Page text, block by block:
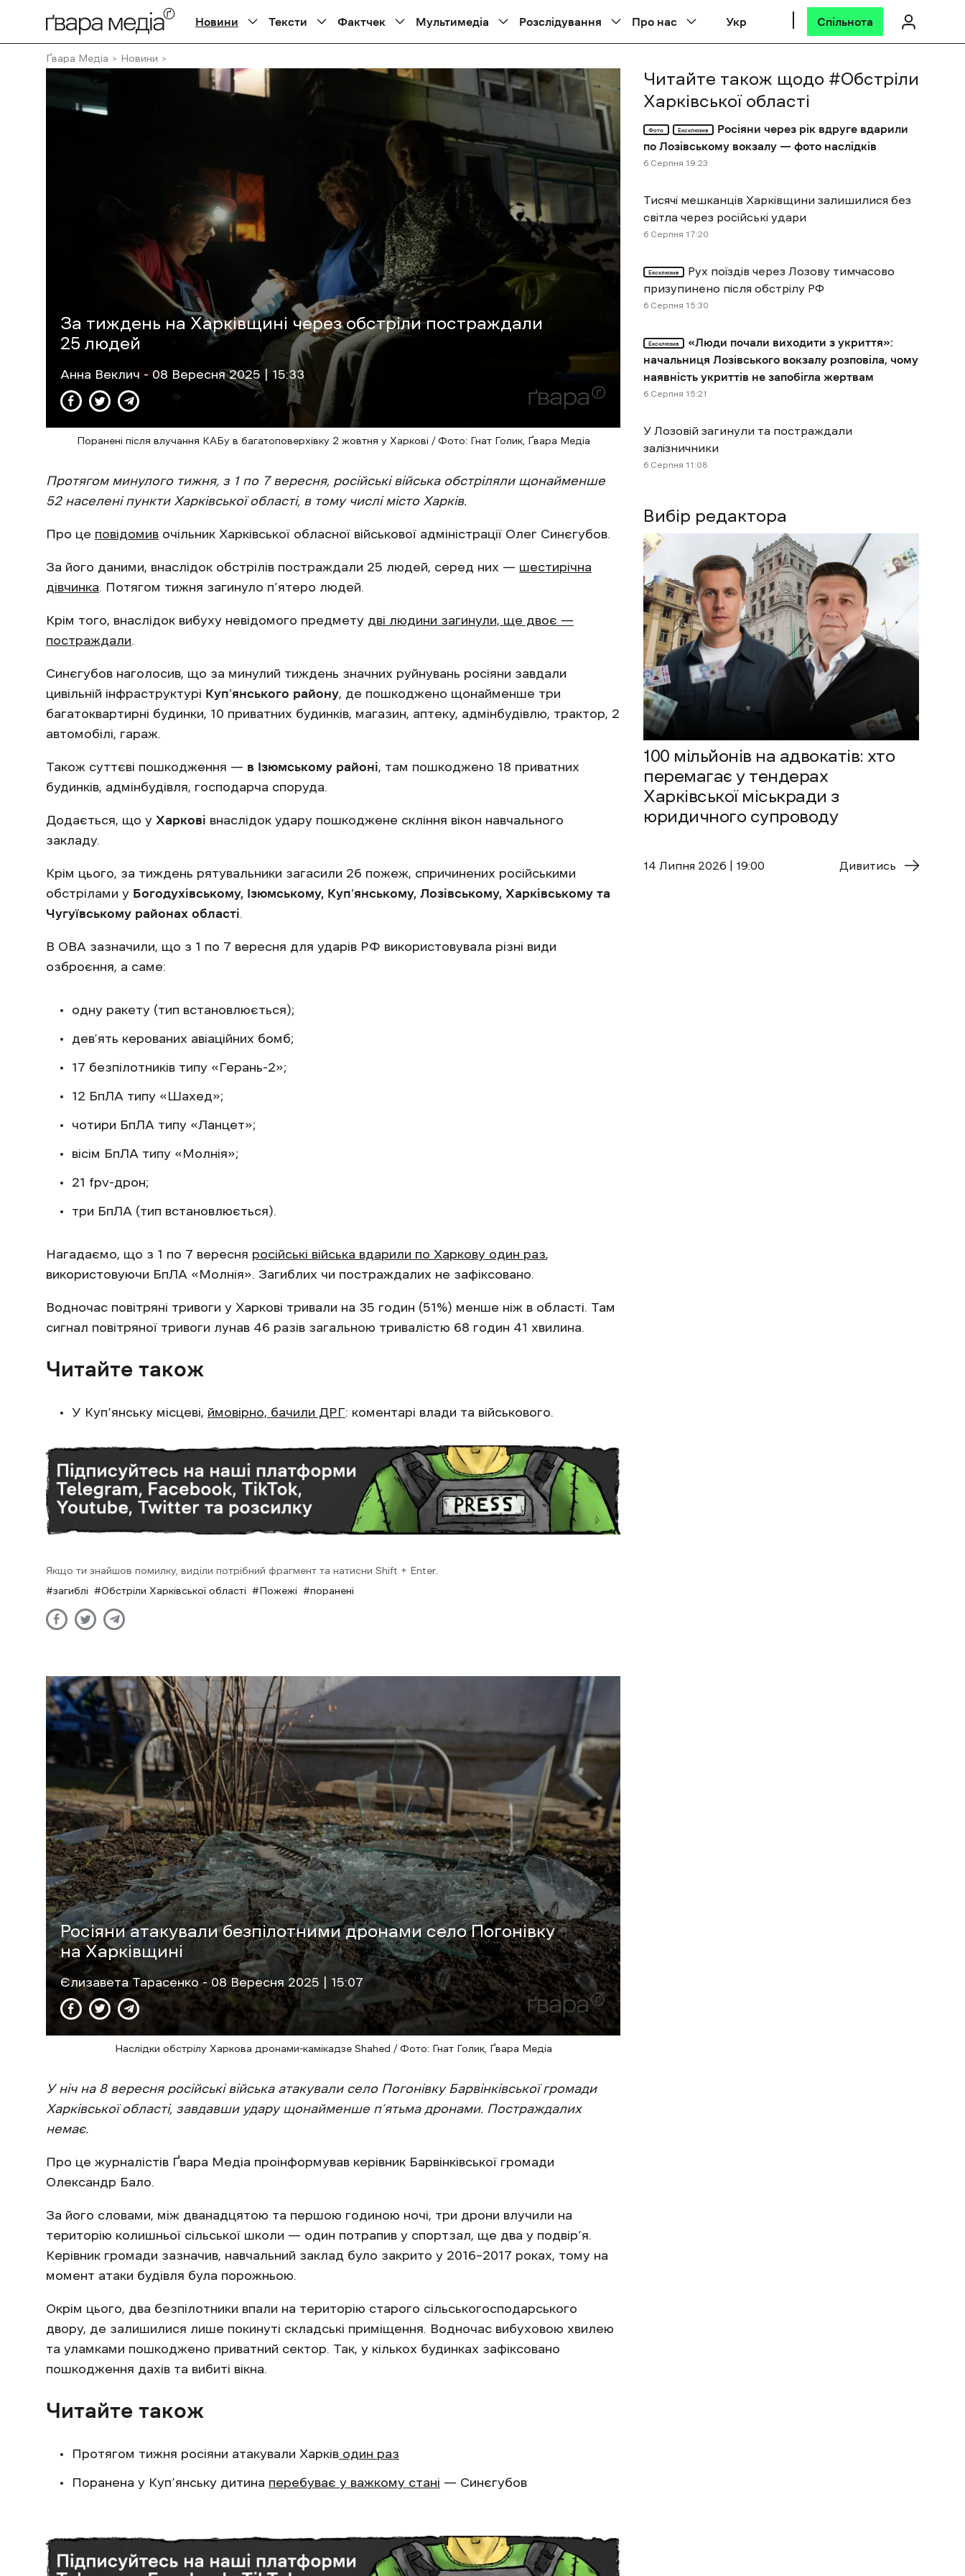
Новини Тексти Фактчек Мультимедіа Розслідування Про нас Укр Спільнота
Ґвара Медіа Новини
За тиждень на Харківщині через обстріли постраждали
25 людей
Анна Веклич - 08 Вересня 2025 | 15:33
Поранені після влучання КАБу в багатоповерхівку 2 жовтня у Харкові / Фото: Гнат Голик, Ґвара Медіа
Протягом минулого тижня, з 1 по 7 вересня, російські війська обстріляли щонайменше
52 населені пункти Харківської області, в тому числі місто Харків.
Про це повідомив очільник Харківської обласної військової адміністрації Олег Синєгубов.
За його даними, внаслідок обстрілів постраждали 25 людей, серед них — шестирічна
дівчинка. Потягом тижня загинуло п’ятеро людей.
Крім того, внаслідок вибуху невідомого предмету дві людини загинули, ще двоє —
постраждали.
Синєгубов наголосив, що за минулий тиждень значних руйнувань росіяни завдали
цивільній інфраструктурі Куп’янського району, де пошкоджено щонайменше три
багатоквартирні будинки, 10 приватних будинків, магазин, аптеку, адмінбудівлю, трактор, 2
автомобілі, гараж.
Також суттєві пошкодження — в Ізюмському районі, там пошкоджено 18 приватних
будинків, адмінбудівля, господарча споруда.
Додається, що у Харкові внаслідок удару пошкоджене скління вікон навчального
закладу.
Крім цього, за тиждень рятувальники загасили 26 пожеж, спричинених російськими
обстрілами у Богодухівському, Ізюмському, Куп’янському, Лозівському, Харківському та
Чугуївському районах області.
В ОВА зазначили, що з 1 по 7 вересня для ударів РФ використовувала різні види
озброєння, а саме:
одну ракету (тип встановлюється);
дев’ять керованих авіаційних бомб;
17 безпілотників типу «Герань-2»;
12 БпЛА типу «Шахед»;
чотири БпЛА типу «Ланцет»;
вісім БпЛА типу «Молнія»;
21 fpv-дрон;
три БпЛА (тип встановлюється).
Нагадаємо, що з 1 по 7 вересня російські війська вдарили по Харкову один раз,
використовуючи БпЛА «Молнія». Загиблих чи постраждалих не зафіксовано.
Водночас повітряні тривоги у Харкові тривали на 35 годин (51%) менше ніж в області. Там
сигнал повітряної тривоги лунав 46 разів загальною тривалістю 68 годин 41 хвилина.
Читайте також
У Куп’янську місцеві, ймовірно, бачили ДРГ: коментарі влади та військового.
Якщо ти знайшов помилку, виділи потрібний фрагмент та натисни Shift + Enter.
загиблі
Обстріли Харківської області Пожежі поранені
Росіяни атакували безпілотними дронами село Погонівку
на Харківщині
Єлизавета Тарасенко- 08 Вересня 2025 | 15:07
Наслідки обстрілу Харкова дронами-камікадзе Shahed / Фото: Гнат Голик, Ґвара Медіа
У ніч на 8 вересня російські війська атакували село Погонівку Барвінківської громади
Харківської області, завдавши удару щонайменше п’ятьма дронами. Постраждалих
немає.
Про це журналістів Ґвара Медіа проінформував керівник Барвінківської громади
Олександр Бало.
За його словами, між дванадцятою та першою годиною ночі, три дрони влучили на
територію колишньої сільської школи — один потрапив у спортзал, ще два у подвір’я.
Керівник громади зазначив, навчальний заклад було закрито у 2016–2017 роках, тому на
момент атаки будівля була порожньою.
Окрім цього, два безпілотники впали на територію старого сільськогосподарського
двору, де залишилися лише покинуті складські приміщення. Водночас вибуховою хвилею
та уламками пошкоджено приватний сектор. Так, у кількох будинках зафіксовано
пошкодження дахів та вибиті вікна.
Читайте також
Протягом тижня росіяни атакували Харків один раз
Поранена у Куп’янську дитина перебуває у важкому стані — Синєгубов
Вибір редактора
100 мільйонів на адвокатів: хто
перемагає у тендерах
Харківської міськради з
юридичного супроводу
14 Липня 2026 | 19:00 Дивитись
Читайте також щодо #Обстріли
Харківської області
Фото Ексклюзив
Росіяни через рік вдруге вдарили
по Лозівському вокзалу — фото наслідків
6 Cерпня 19:23
Тисячі мешканців Харківщини залишилися без
світла через російські удари
6 Cерпня 17:20
Ексклюзив
Рух поїздів через Лозову тимчасово
призупинено після обстрілу РФ
6 Cерпня 15:30
Ексклюзив
«Люди почали виходити з укриття»:
начальниця Лозівського вокзалу розповіла, чому
наявність укриттів не запобігла жертвам
6 Cерпня 15:21
У Лозовій загинули та постраждали
залізничники
6 Cерпня 11:08